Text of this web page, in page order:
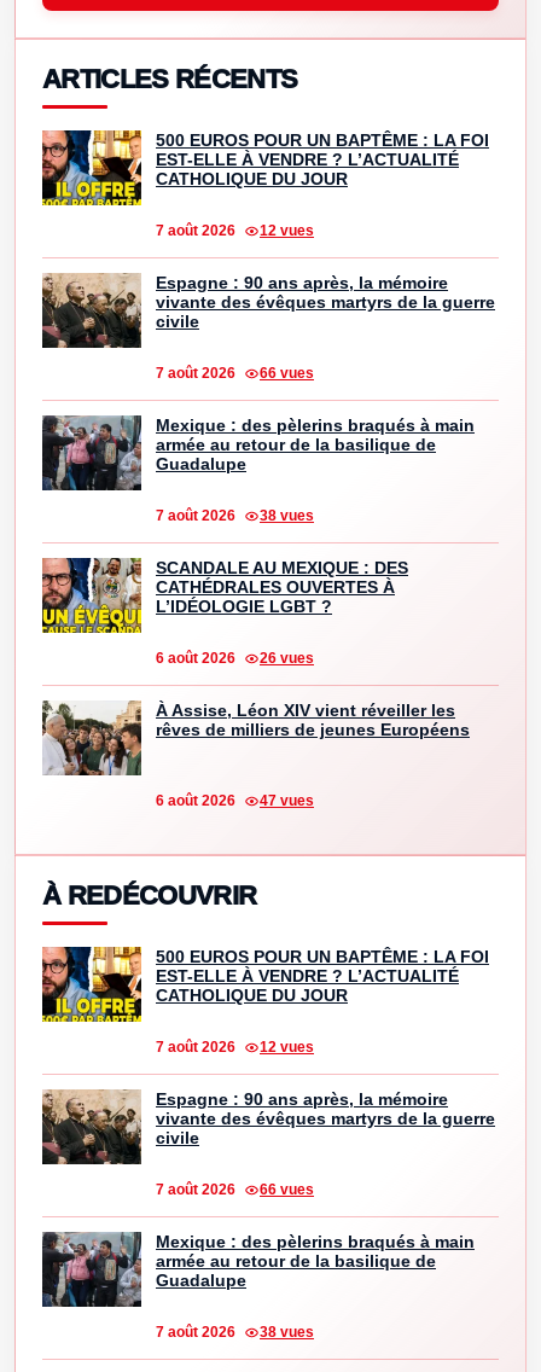
ARTICLES RÉCENTS
500 EUROS POUR UN BAPTÊME : LA FOI
EST-ELLE À VENDRE ? L’ACTUALITÉ
CATHOLIQUE DU JOUR
7 août 2026 12 vues
Espagne : 90 ans après, la mémoire
vivante des évêques martyrs de la guerre
civile
7 août 2026 66 vues
Mexique : des pèlerins braqués à main
armée au retour de la basilique de
Guadalupe
7 août 2026 38 vues
SCANDALE AU MEXIQUE : DES
CATHÉDRALES OUVERTES À
L’IDÉOLOGIE LGBT ?
6 août 2026 26 vues
À Assise, Léon XIV vient réveiller les
rêves de milliers de jeunes Européens
6 août 2026 47 vues
À REDÉCOUVRIR
500 EUROS POUR UN BAPTÊME : LA FOI
EST-ELLE À VENDRE ? L’ACTUALITÉ
CATHOLIQUE DU JOUR
7 août 2026 12 vues
Espagne : 90 ans après, la mémoire
vivante des évêques martyrs de la guerre
civile
7 août 2026 66 vues
Mexique : des pèlerins braqués à main
armée au retour de la basilique de
Guadalupe
7 août 2026 38 vues